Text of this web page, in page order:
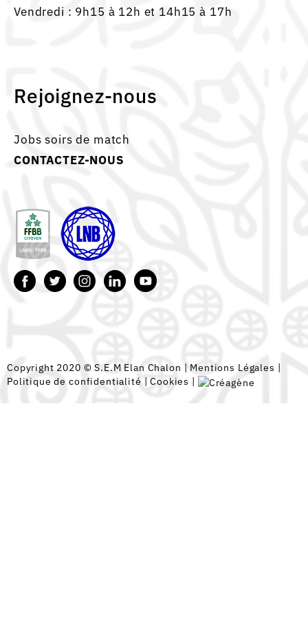
Vendredi : 9h15 à 12h et 14h15 à 17h
Rejoignez-nous
Jobs soirs de match
CONTACTEZ-NOUS
Copyright 2020 © S.E.M Elan Chalon | Mentions Légales |
Politique de confidentialité |Cookies |